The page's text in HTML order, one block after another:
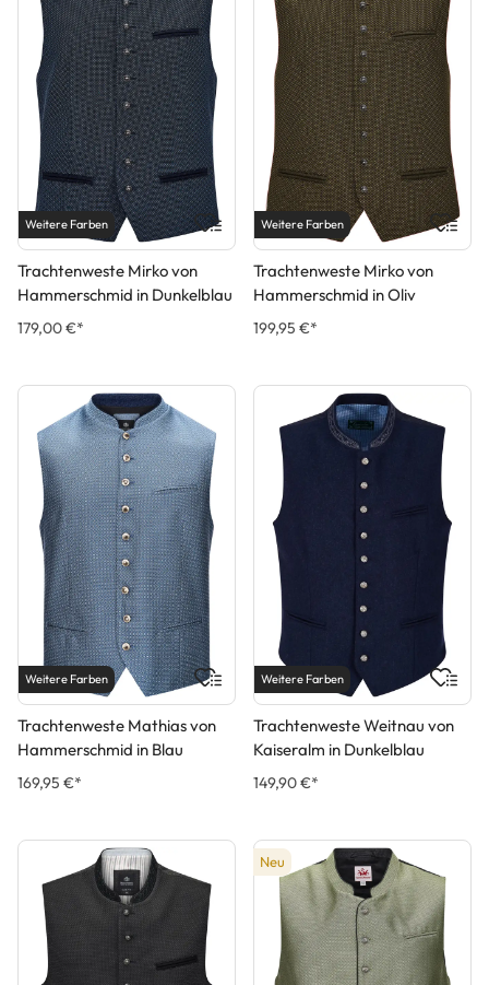
Weitere Farben
Trachtenweste Mirko von
Hammerschmid in Dunkelblau
179,00 €*
Weitere Farben
Trachtenweste Mirko von
Hammerschmid in Oliv
199,95 €*
Weitere Farben
Trachtenweste Mathias von
Hammerschmid in Blau
169,95 €*
Weitere Farben
Trachtenweste Weitnau von
Kaiseralm in Dunkelblau
149,90 €*
Neu